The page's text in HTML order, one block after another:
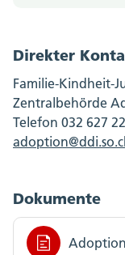
Direkter
Familie-Kindheit-
Zentralbehörde
Telefon 032 627
Dokumente